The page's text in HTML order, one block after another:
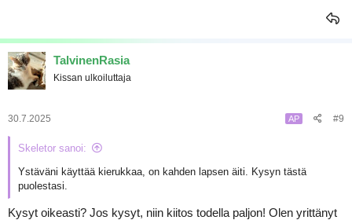
TalvinenRasia
Kissan ulkoiluttaja
30.7.2025 AP #9
Skeletor sanoi:
Ystäväni käyttää kierukkaa, on kahden lapsen äiti. Kysyn tästä
puolestasi.
Kysyt oikeasti? Jos kysyt, niin kiitos todella paljon! Olen yrittänyt